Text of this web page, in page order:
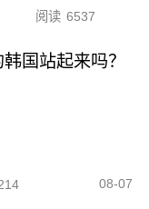
阅读 6537
国站起来吗？
08-07